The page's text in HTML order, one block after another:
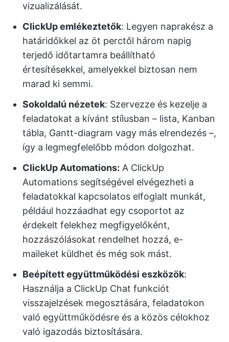
vizualizálását.
ClickUp emlékeztetők: Legyen naprakész a
határidőkkel az öt perctől három napig
terjedő időtartamra beállítható
értesítésekkel, amelyekkel biztosan nem
marad ki semmi.
Sokoldalú nézetek: Szervezze és kezelje a
feladatokat a kívánt stílusban – lista, Kanban
tábla, Gantt-diagram vagy más elrendezés –,
így a legmegfelelőbb módon dolgozhat.
ClickUp Automations: A ClickUp
Automations segítségével elvégezheti a
feladatokkal kapcsolatos elfoglalt munkát,
például hozzáadhat egy csoportot az
érdekelt felekhez megfigyelőként,
hozzászólásokat rendelhet hozzá, e-
maileket küldhet és még sok mást.
Beépített együttműködési eszközök:
Használja a ClickUp Chat funkciót
visszajelzések megosztására, feladatokon
való együttműködésre és a közös célokhoz
való igazodás biztosítására.